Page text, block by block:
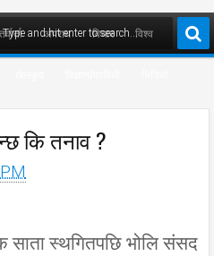
अपराध विचार विश्व
कि तनाव ?
स्थगितपछि भोलि संसद